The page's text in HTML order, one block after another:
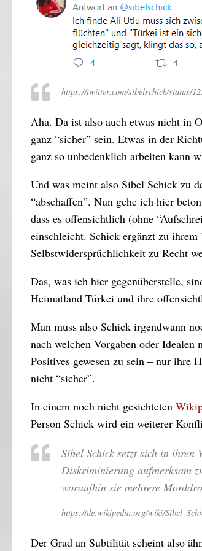
https://twitter.com/sibelschick/status/
Aha. Da ist also auch etwas nicht in
ganz “sicher” sein. Etwas in der
ganz so unbedenklich arbeiten kann
Und was meint also Sibel Schick zu
“abschaffen”. Nun gehe ich hier
dass es offensichtlich (ohne
einschleicht. Schick ergänzt zu
Selbstwidersprüchlichkeit zu Recht
Das, was ich hier gegenüberstelle,
Heimatland Türkei und ihre
Man muss also Schick irgendwann
nach welchen Vorgaben oder
Positives gewesen zu sein – nur ihre
nicht “sicher”.
In einem noch nicht gesichteten
Person Schick wird ein weiterer
Sibel Schick setzt sich in
Diskriminierung aufmerksam
woraufhin sie mehrere
https://de.wikipedia.org/wiki/
Der Grad an Subtilität scheint also